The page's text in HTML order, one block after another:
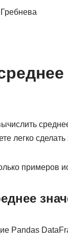
легко
примеров
Pandas